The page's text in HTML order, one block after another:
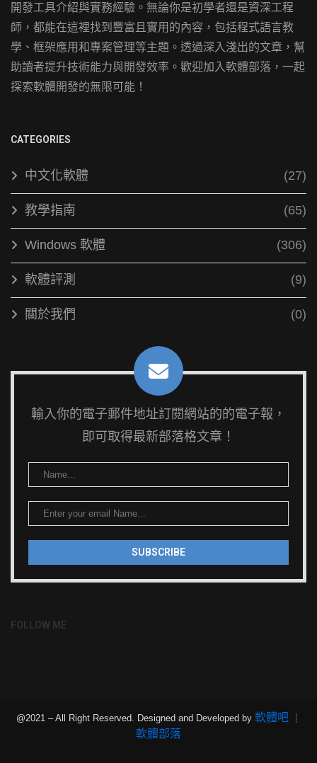
開發工具介紹與實務經驗。無論你是初學者還是資深工程
師，都能在這裡找到豐富且實用的內容，包括程式語言教
學、框架應用和專案管理等主題。透過深入淺出的文章，幫
助讀者提升技術能力與開發效率。歡迎加入軟體部落，一起
探索軟體開發的無限可能！
CATEGORIES
中文化軟體 (27)
教學指南 (65)
Windows 軟體 (306)
軟體評測 (9)
關於我們 (0)
輸入你的電子郵件地址訂閱網站的的電子報，
即可取得最新部落格文章！
FOLLOW ME
@2021 – All Right Reserved. Designed and Developed by 軟體吧 ┊
軟體部落